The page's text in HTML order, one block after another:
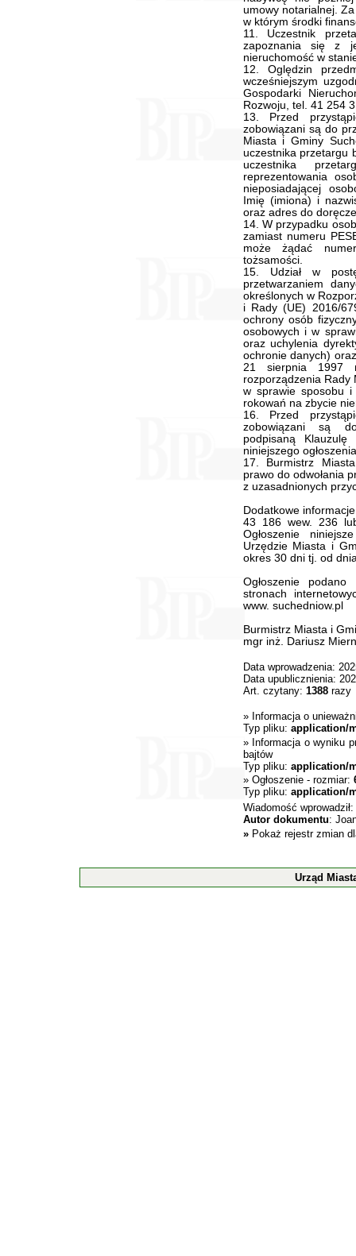
umowy notarialnej.
w którym środki
11. Uczestnik
zapoznania się z
nieruchomość w
12. Oględzin
wcześniejszym
Gospodarki
Rozwoju, tel. 41 254
13. Przed
zobowiązani są do
Miasta i Gminy
uczestnika przetargu
uczestnika
reprezentowania
nieposiadającej
Imię (imiona) i
oraz adres do
14. W przypadku
zamiast numeru
może żądać
tożsamości.
15. Udział w
przetwarzaniem
określonych w
i Rady (UE) 2016/
ochrony osób
osobowych i w
oraz uchylenia
ochronie danych)
21 sierpnia 1997
rozporządzenia Rady
w sprawie sposobu i
rokowań na zbycie
16. Przed
zobowiązani są
podpisaną Klauzulę
niniejszego
17. Burmistrz
prawo do odwołania
z uzasadnionych
Dodatkowe
43 186 wew. 236
Ogłoszenie
Urzędzie Miasta i
okres 30 dni tj. od
Ogłoszenie
stronach
www. suchedniow.pl
Burmistrz Miasta i
mgr inż. Dariusz
Data wprowadzenia:
Data upublicznienia:
Art. czytany: 1388razy
» Informacja o
Typ pliku: application/
» Informacja o wyniku
bajtów
Typ pliku: application/
» Ogłoszenie- rozmiar:
Typ pliku: application/
Wiadomość wprowadził:
Autor dokumentu:
» Pokaż rejestr zmian
Urząd